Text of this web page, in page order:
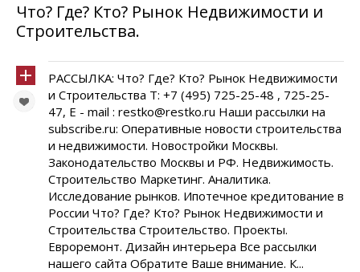
Что? Где? Кто? Рынок Недвижимости и
Строительства.
РАССЫЛКА: Что? Где? Кто? Рынок Недвижимости
и Строительства Т: +7 (495) 725-25-48 , 725-25-
47, E - mail : restko@restko.ru Наши рассылки на
subscribe.ru: Оперативные новости строительства
и недвижимости. Новостройки Москвы.
Законодательство Москвы и РФ. Недвижимость.
Строительство Маркетинг. Аналитика.
Исследование рынков. Ипотечное кредитование в
России Что? Где? Кто? Рынок Недвижимости и
Строительства Cтроительство. Проекты.
Евроремонт. Дизайн интерьера Все рассылки
нашего сайта Обратите Ваше внимание. К...